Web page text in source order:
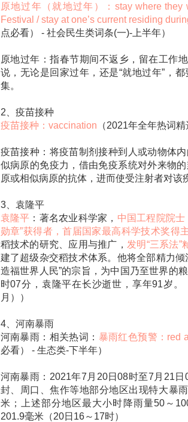
原地过年（就地过年）：stay where they
Festival / stay at one’s current residing
点必看） - 社会民生类词条(一)-上半年）
原地过年：指春节期间不返乡，留在工作
说，无论是回家过年，还是“就地过年”，
集。
2、疫苗接种
疫苗接种：vaccination （2021年全年热词
疫苗接种：将疫苗制剂接种到人或动物体
似病原的免疫力，借由免疫系统对外来物
原或相似病原的抗体，进而使受注射者对该
3、袁隆平
袁隆平 ：著名农业科学家， 中国工程院院士
勋章”获得者，首届国家最高科学技术奖得
稻技术的研究、应用与推广， 发明“三系法”
建了超级杂交稻技术体系。他将全部精力倾
造福世界人民”的宗旨，为中国乃至世界的
时07分，袁隆平在长沙逝世，享年91岁
月））
4、河南暴雨
河南暴雨：相关热词： 暴雨红色预警：red
必看） - 生态类-下半年）
河南暴雨：2021年7月20日08时至7月21
封、周口、焦作等地部分地区出现特大暴
米；上述部分地区最大小时降雨量50～
201.9毫米（20日16～17时）